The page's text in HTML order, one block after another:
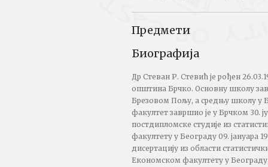
Предмети
Биографија
Др Стеван Р. Стевић је рођен
општина Брчко. Основну школу
Брезовом Пољу, а средњу школу у
факултет завршио је у Брчком 30.
постдипломске студије из
факултету у Београду 09. јануара
дисертацију из области
Економском факултету у